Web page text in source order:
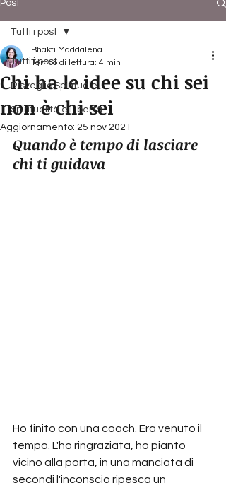
Post
Tutti i post
Risveglio Spirituale
Spiritualità e Libertà
Tutti i post
Chi ha le idee su chi sei
non è chi sei
Bhakti Maddalena
Tempo di lettura: 4 min
Aggiornamento: 25 nov 2021
Quando è tempo di lasciare
chi ti guidava
Ho finito con una coach. Era venuto il
tempo. L'ho ringraziata, ho pianto
vicino alla porta, in una manciata di
secondi l'inconscio ripesca un